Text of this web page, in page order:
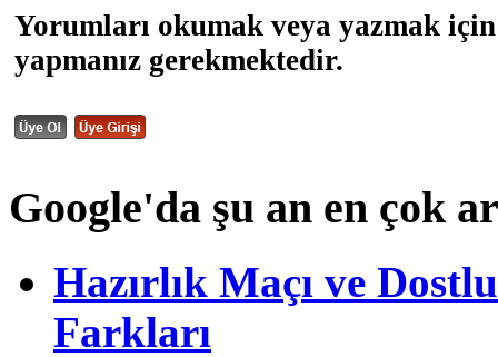
Yorumları okumak veya yazmak
yapmanız gerekmektedir.
Google'da şu an en çok
Hazırlık Maçı ve
Farkları